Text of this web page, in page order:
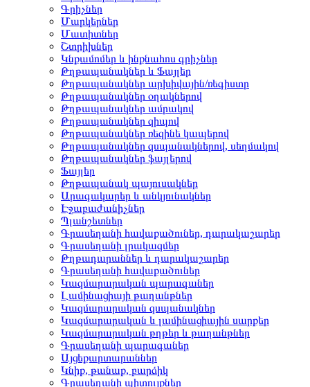
Գրիչներ
Մարկերներ
Մատիտներ
Շտրիխներ
Կնքամոմեր և ինքնահոս գրիչներ
Թղթապանակներ և Ֆայլեր
Թղթապանակներ արխիվային/ռեգիստր
Թղթապանակներ օղակներով
Թղթապանակներ ամրակով
Թղթապանակներ զիպով
Թղթապանակներ ռեզինե կապերով
Թղթապանակներ զսպանակներով, սեղմակով
Թղթապանակներ ֆայլերով
Ֆայլեր
Թղթապանակ պայուսակներ
Արագակարեր և անկյունակներ
Էջաբաժանիչներ
Պլանշետներ
Գրասեղանի հավաքածուներ, դարակաշարեր
Գրասեղանի լրակազմեր
Թղթադարաններ և դարակաշարեր
Գրասեղանի հավաքածուներ
Կազմարարական պարագաներ
Լամինացիայի թաղանթներ
Կազմարարական զսպանակներ
Կազմարարական և լամինացիային սարքեր
Կազմարարական թղթեր և թաղանթներ
Գրասեղանի պարագաներ
Այցեքարտարաններ
Կնիք, թանաք, բարձիկ
Գրասեղանի պիտույքներ